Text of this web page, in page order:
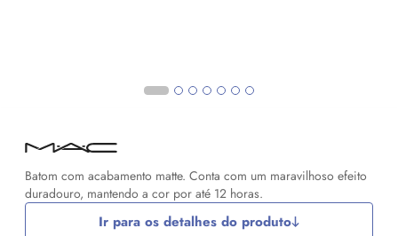
Batom com acabamento matte. Conta com um maravilhoso efeito
duradouro, mantendo a cor por até 12 horas.
Ir para os detalhes do produto